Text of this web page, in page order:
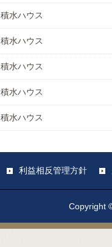
積水ハウス
積水ハウス
積水ハウス
積水ハウス
積水ハウス
利益相反管理方針
Copyright